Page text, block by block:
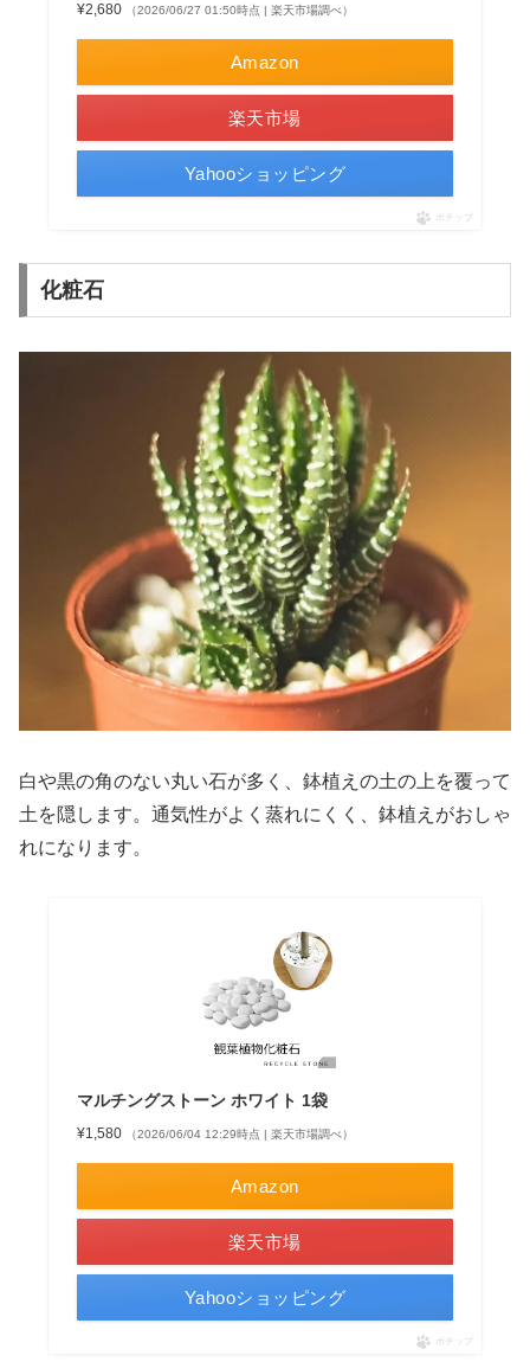
¥2,680 （2026/06/27 01:50時点 | 楽天市場調べ）
Amazon
楽天市場
Yahooショッピング
ポチップ
化粧石
白や黒の角のない丸い石が多く、鉢植えの土の上を覆って
土を隠します。通気性がよく蒸れにくく、鉢植えがおしゃ
れになります。
マルチングストーン ホワイト 1袋
¥1,580 （2026/06/04 12:29時点 | 楽天市場調べ）
Amazon
楽天市場
Yahooショッピング
ポチップ